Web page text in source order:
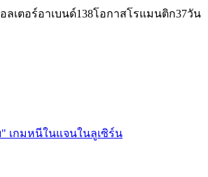
ลเตอร์อาเบนด์138โอกาสโรแมนติก37วัน
เกมหนีในแจนในลูเซิร์น